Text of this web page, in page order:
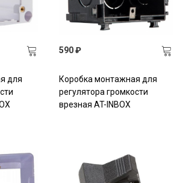
для
590 ₽
Коробка монтажная для
регулятора громкости
врезная AT-INBOX